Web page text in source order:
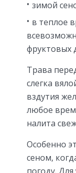
зимой
в теплое
фруктовых
Трава
слегка
вздутия
любое
налита
Особенно
сеном,